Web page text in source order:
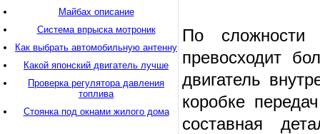
По сложности
превосходит
двигатель
коробке
составная
Майбах описание
Система впрыска мотроник
Как выбрать автомобильную антенну
Какой японский двигатель лучше
Проверка регулятора давления
топлива
Стоянка под окнами жилого дома